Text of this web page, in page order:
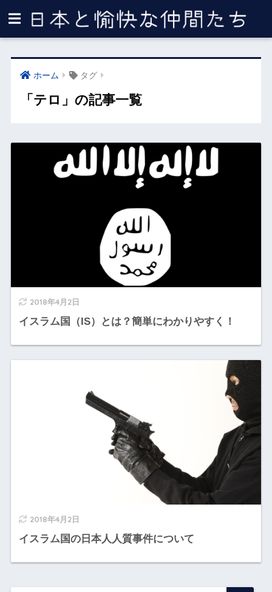
ホーム タグ
「テロ」の記事一覧
2018年4月2日
イスラム国（IS）とは？簡単にわかりやすく！
2018年4月2日
イスラム国の日本人人質事件について